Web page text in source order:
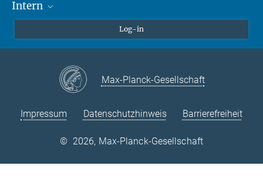
Studierende
Max-Planck-Gesellschaft
Max-Planck-Campus Tübingen
Stellenangebote
Intern
VPN-Hilfe
Log-in
Max-Planck-Gesellschaft
Impressum Datenschutzhinweis Barrierefreiheit
© 2026, Max-Planck-Gesellschaft